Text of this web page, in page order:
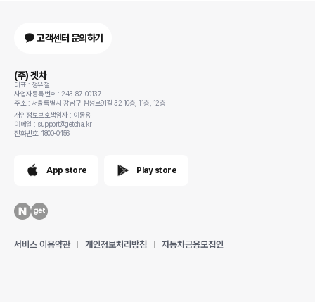
고객센터 문의하기
(주) 겟차
대표 : 정유철
사업자등록번호 : 243-87-00137
주소 : 서울특별시 강남구 삼성로91길 32 10층, 11층, 12층
개인정보보호책임자 : 이동용
이메일 : support@getcha.kr
전화번호: 1800-0456
App store Play store
서비스 이용약관 개인정보처리방침 자동차금융모집인